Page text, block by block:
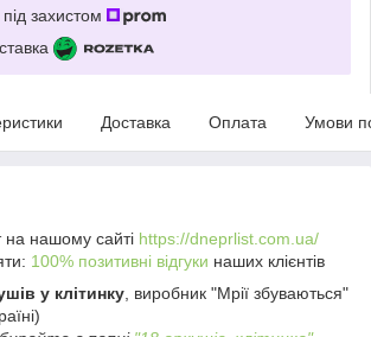
захистом
Доставка Оплата Умови
нашому сайті https://dneprlist.com.ua/
100% позитивні відгуки наших клієнтів
у клітинку виробник "Мрії збуваються"